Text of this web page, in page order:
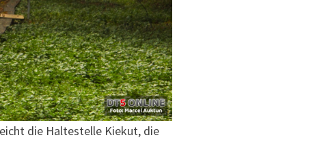
die Haltestelle Kiekut, die